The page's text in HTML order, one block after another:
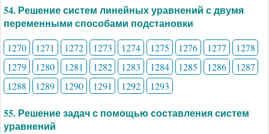
54. Решение систем линейных уравнений с двумя
переменными способами подстановки
1270 1271 1272 1273 1274 1275 1276 1277
1278
1279
1280 1281 1282 1283 1284 1285 1286
1287
1288
1289 1290 1291 1292 1293
55. Решение задач с помощью составления систем
уравнений